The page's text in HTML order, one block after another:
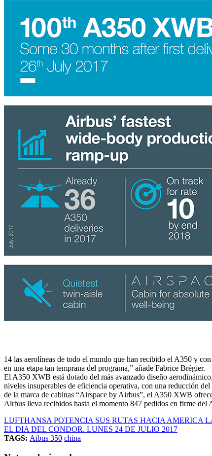
14 las aerolíneas de todo el mundo que han recibido el A350 y
en una etapa tan temprana del programa,” añade Fabrice Brégier.
El A350 XWB está dotado del más avanzado diseño
niveles insuperables de eficiencia operativa, con una reducción
de la marca de cabinas “Airspace by Airbus”, el A350 XWB
Airbus lleva recibidos hasta el momento 847 pedidos en firme
LUFTHANSA POTENCIA SUS RUTAS HACIA AMERICA
EL DIA DEL CONDOR. LUNES 24 DE JULIO 2017
TAGS: Aibus 350 china